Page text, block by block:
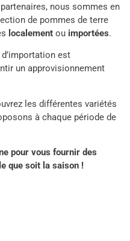
nous sommes en
de pommes de terre
localement ou importées.
est
un approvisionnement
les différentes variétés
à chaque période de
pour vous fournir des
que soit la saison !